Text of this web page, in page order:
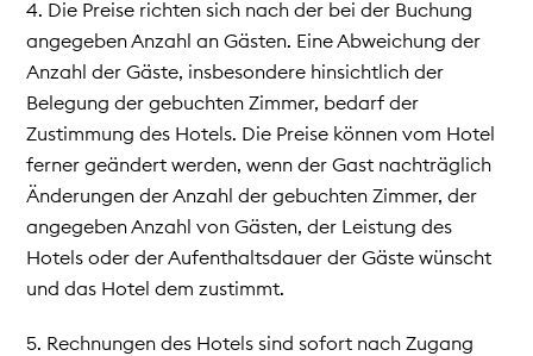
4. Die Preise richten sich nach der bei der Buchung
angegeben Anzahl an Gästen. Eine Abweichung der
Anzahl der Gäste, insbesondere hinsichtlich der
Belegung der gebuchten Zimmer, bedarf der
Zustimmung des Hotels. Die Preise können vom Hotel
ferner geändert werden, wenn der Gast nachträglich
Änderungen der Anzahl der gebuchten Zimmer, der
angegeben Anzahl von Gästen, der Leistung des
Hotels oder der Aufenthaltsdauer der Gäste wünscht
und das Hotel dem zustimmt.
5. Rechnungen des Hotels sind sofort nach Zugang